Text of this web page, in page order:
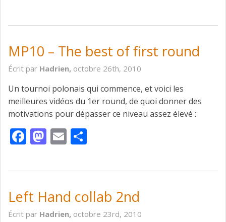
MP10 – The best of first round
Écrit par Hadrien, octobre 26th, 2010
Un tournoi polonais qui commence, et voici les
meilleures vidéos du 1er round, de quoi donner des
motivations pour dépasser ce niveau assez élevé :
Facebook
Mastodon
Email
Left Hand collab 2nd
Écrit par Hadrien, octobre 23rd, 2010